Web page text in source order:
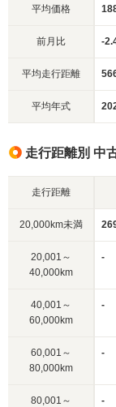
平均価格
前月比 -
平均走行距離
平均年式
走行距離別 中
走行距離
20,000km未満
20,001～
40,000km
-
40,001～
60,000km
-
60,001～
80,000km
-
80,001～
-